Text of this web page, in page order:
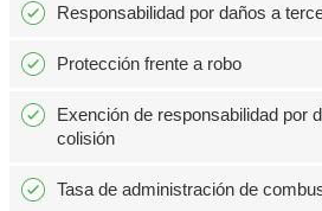
Responsabilidad por daños a
Protección frente a robo
Exención de responsabilidad por
colisión
Tasa de administración de